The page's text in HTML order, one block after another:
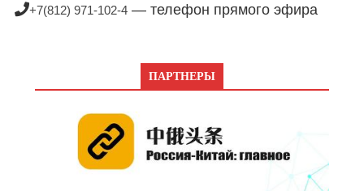
+7(812) 971-102-4 — телефон прямого эфира
ПАРТНЕРЫ